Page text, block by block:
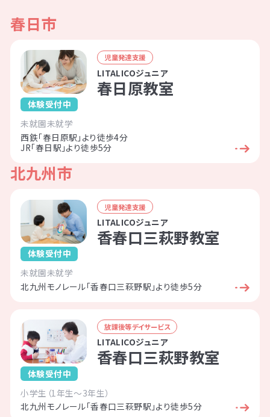
資料・体験授業のお問い合わせ
発達障害とは Q&A
個人情報保護方針
ホーム
LITALICOワンダー
LITALICO発達ナビ
LITALICOライフ
LITALICOワークス
LITALICO仕事ナビ
LITALICO教育ソフト
LITALICO発達特性検査
春日市
児童発達支援
LITALICOジュニア
春日原教室
体験受付中
未就園未就学
西鉄「春日原駅」より徒歩4分
JR「春日駅」より徒歩5分
北九州市
児童発達支援
LITALICOジュニア
香春口三萩野教室
体験受付中
未就園未就学
北九州モノレール「香春口三萩野駅」より徒歩5分
放課後等デイサービス
LITALICOジュニア
香春口三萩野教室
体験受付中
小学生（1年生～3年生）
北九州モノレール「香春口三萩野駅」より徒歩5分
LITALICOジュニア
パーソナル
発達障害や学習障害があるお子さまや
習塾・幼児教室です。
受給者証の有無に関係なく、すぐにご利
用いただけます。
対象年齢：0歳～高校3年